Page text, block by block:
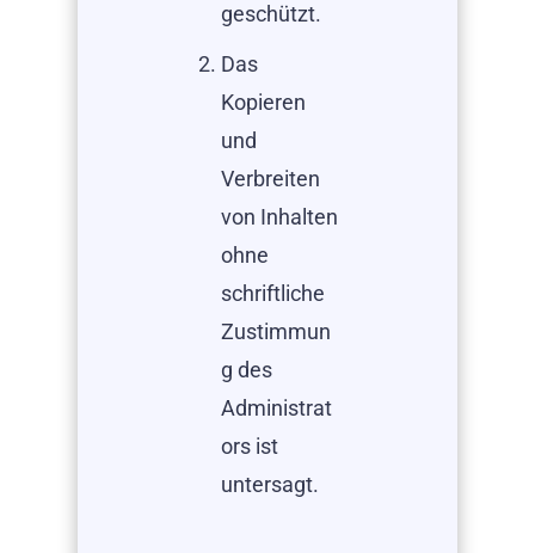
geschützt.
Das
Kopieren
und
Verbreiten
von Inhalten
ohne
schriftliche
Zustimmun
g des
Administrat
ors ist
untersagt.